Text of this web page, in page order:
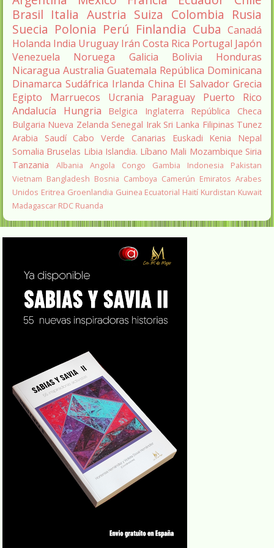
Brasil Italia Austria Suiza Colombia Rusia
Suecia Polonia Perú Finlandia Cuba Canadá
Holanda India Uruguay Irán Costa Rica Portugal Japón
Venezuela
Noruega Galicia Bolivia
Honduras
Nicaragua Australia Guatemala República Dominicana
Dinamarca Sudáfrica Irlanda China El Salvador Grecia
Egipto
Marruecos Ucrania Paraguay
Puerto Rico
Andalucía
Hungria Belgica Inglaterra
República Checa
Bulgaria Nueva Zelanda Senegal Irak Sri Lanka Filipinas Tunez
Arabia Saudí Cabo Verde Canarias Euskadi Kenia
Nepal
Somalia Bruselas Libia Islandia. Líbano Mali Mozambique Siria
Tanzania
Albania Angola Congo Gambia Indonesia
Pakistan
Vietnam Bangladesh Bosnia Camboya Camerún Emiratos Arabes
Unidos Eritrea Groenlandia Guinea Ecuatorial Haití Kurdistan Kuwait
Madagascar RDC Ruanda